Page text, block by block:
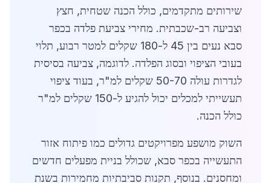
שירותים מתקדמים, כולל הכנה שטחית, חצץ
וצביעה רב-שכבתית. מחירי צביעת פלדה בכפר
סבא נעים בין 45 ל-180 שקלים למטר רבוע, תלוי
בעובי הציפוי ובסוג הפלדה. לדוגמה, צביעה בסיסית
לגדרות עולה 50-70 שקלים למ"ר, בעוד ציפוי
תעשייתי למכלים יכול להגיע ל-150 שקלים למ"ר
כולל הכנה.
השוק מושפע מפרויקטים גדולים כמו פיתוח אזור
התעשייה בכפר סבא, שכולל בניית מפעלים חדשים
ומחסנים. בנוסף, תקנות סביבתיות מחמירות בשנת